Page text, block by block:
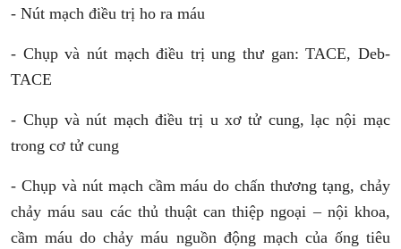
- Nút mạch điều trị ho ra máu
- Chụp và nút mạch điều trị ung thư gan: TACE, Deb-
TACE
- Chụp và nút mạch điều trị u xơ tử cung, lạc nội mạc
trong cơ tử cung
- Chụp và nút mạch cầm máu do chấn thương tạng, chảy
chảy máu sau các thủ thuật can thiệp ngoại – nội khoa,
cầm máu do chảy máu nguồn động mạch của ống tiêu